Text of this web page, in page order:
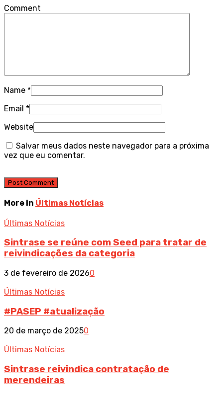
Comment
Name *
Email *
Website
Salvar meus dados neste navegador para a próxima
vez que eu comentar.
More in Últimas Notícias
Últimas Notícias
Sintrase se reúne com Seed para tratar de
reivindicações da categoria
3 de fevereiro de 20260
Últimas Notícias
#PASEP #atualização
20 de março de 20250
Últimas Notícias
Sintrase reivindica contratação de
merendeiras